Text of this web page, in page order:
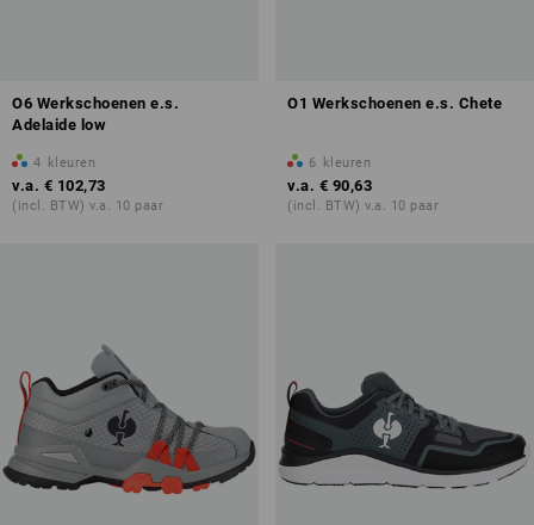
O6 Werkschoenen e.s.
Adelaide low
4 kleuren
v.a. € 102,73
(incl. BTW) v.a. 10 paar
O1 Werkschoenen e.s. Chete
6 kleuren
v.a. € 90,63
(incl. BTW) v.a. 10 paar